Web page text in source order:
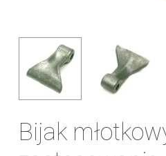
Bijak